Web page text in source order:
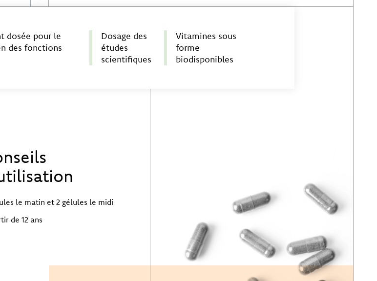
dosée pour le
des fonctions
Dosage des
études
scientifiques
Vitamines sous
forme
biodisponibles
le matin et 2 gélules le midi
de 12 ans